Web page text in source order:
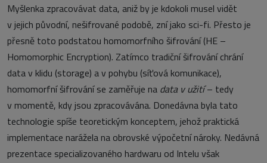
Myšlenka zpracovávat data, aniž by je kdokoli musel vidět
v jejich původní, nešifrované podobě, zní jako sci-fi. Přesto je
přesně toto podstatou homomorfního šifrování (HE –
Homomorphic Encryption). Zatímco tradiční šifrování chrání
data v klidu (storage) a v pohybu (síťová komunikace),
homomorfní šifrování se zaměřuje na data v užití– tedy
v momentě, kdy jsou zpracovávána. Donedávna byla tato
technologie spíše teoretickým konceptem, jehož praktická
implementace narážela na obrovské výpočetní nároky. Nedávná
prezentace specializovaného hardwaru od Intelu však